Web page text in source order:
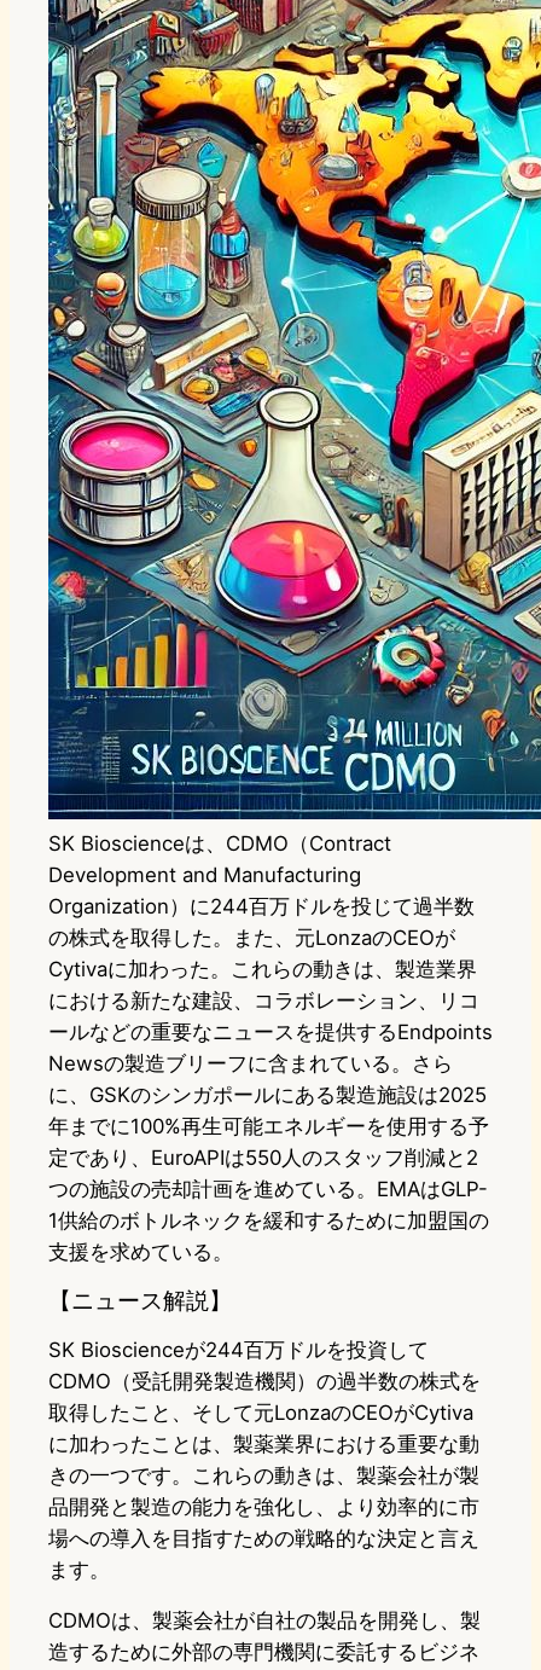
SK Bioscienceは、CDMO（Contract
Development and Manufacturing
Organization）に244百万ドルを投じて過半数
の株式を取得した。また、元LonzaのCEOが
Cytivaに加わった。これらの動きは、製造業界
における新たな建設、コラボレーション、リコ
ールなどの重要なニュースを提供するEndpoints
Newsの製造ブリーフに含まれている。さら
に、GSKのシンガポールにある製造施設は2025
年までに100%再生可能エネルギーを使用する予
定であり、EuroAPIは550人のスタッフ削減と2
つの施設の売却計画を進めている。EMAはGLP-
1供給のボトルネックを緩和するために加盟国の
支援を求めている。
【ニュース解説】
SK Bioscienceが244百万ドルを投資して
CDMO（受託開発製造機関）の過半数の株式を
取得したこと、そして元LonzaのCEOがCytiva
に加わったことは、製薬業界における重要な動
きの一つです。これらの動きは、製薬会社が製
品開発と製造の能力を強化し、より効率的に市
場への導入を目指すための戦略的な決定と言え
ます。
CDMOは、製薬会社が自社の製品を開発し、製
造するために外部の専門機関に委託するビジネ